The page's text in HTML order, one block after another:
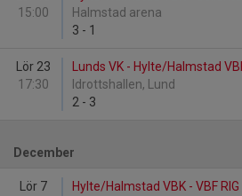
15:00
Halmstad arena
3 - 1
Lör 23
17:30
Lunds VK - Hylte/Halmstad
Idrottshallen, Lund
2 - 3
December
Lör 7
Hylte/Halmstad VBK - VBF